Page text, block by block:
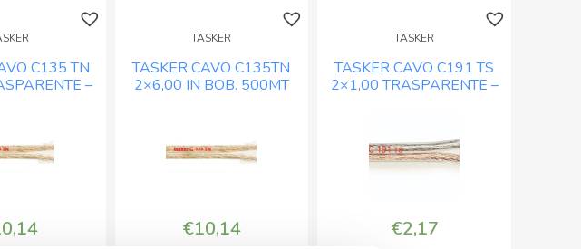
BOB.
MT.
100
BOB.
MT.
500
C135 TN
–
TASKER
TASKER CAVO C135TN
2×6,00 IN BOB. 500MT
€10,14
TASKER
TASKER CAVO C191 TS
2×1,00 TRASPARENTE –
€2,17